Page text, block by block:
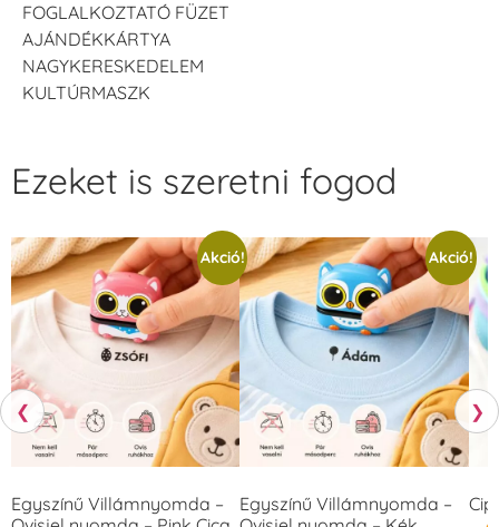
FOGLALKOZTATÓ FÜZET
AJÁNDÉKKÁRTYA
NAGYKERESKEDELEM
KULTÚRMASZK
❮
Ezeket is szeretni fogod
Akció!
Egyszínű Villámnyomda –
Akció!
Egyszínű Villámnyomda –
❯